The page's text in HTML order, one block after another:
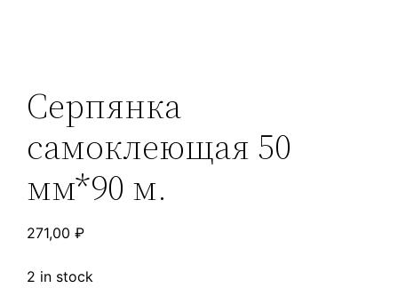
Серпянка
самоклеющая 50
мм*90 м.
271,00₽
2 in stock